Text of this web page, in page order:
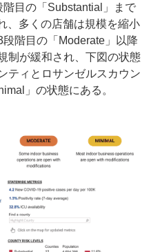
目の「Substantial」まで
、多くの店舗は規模を縮小
階目の「Moderate」以降
制が緩和され、下図の状態
ティとロサンゼルスカウン
」の状態にある。